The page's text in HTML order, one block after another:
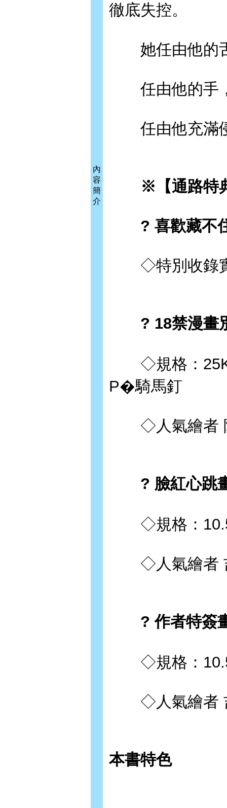
內
容
簡
介
徹底失控。
她任由他的舌
任由他的手，
任由他充滿
※【通路特典
? 喜歡藏不
◇特別收錄實
? 18禁漫畫
◇規格：
P�騎馬釘
◇人氣繪者
? 臉紅心跳畫
◇規格：
◇人氣繪者
? 作者特簽畫
◇規格：10.5
◇人氣繪者
本書特色